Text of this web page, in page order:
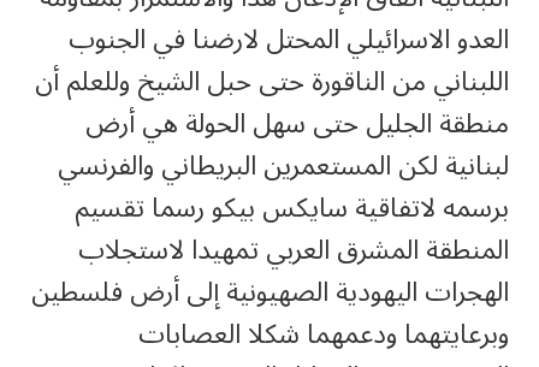
العدو الاسرائيلي المحتل لارضنا في الجنوب
اللبناني من الناقورة حتى حبل الشيخ وللعلم أن
منطقة الجليل حتى سهل الحولة هي أرض
لبنانية لكن المستعمرين البريطاني والفرنسي
برسمه لاتفاقية سايكس بيكو رسما تقسيم
المنطقة المشرق العربي تمهيدا لاستجلاب
الهجرات اليهودية الصهيونية إلى أرض فلسطين
وبرعايتهما ودعمهما شكلا العصابات